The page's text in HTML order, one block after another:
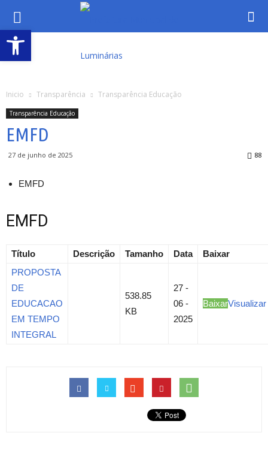
Inicio Transparência Transparência Educação
Transparência Educação
EMFD
27 de junho de 2025 88
EMFD
EMFD
Título Descrição Tamanho Data
Baixar
PROPOSTA
DE
EDUCACAO
EM TEMPO
INTEGRAL
538.85
KB
27 -
06 -
2025
BaixarVisualizar
Abrir a barra de ferramentas